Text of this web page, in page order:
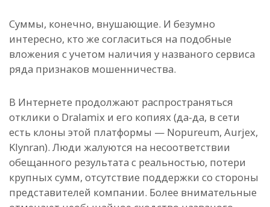
Суммы, конечно, внушающие. И безумно
интересно, кто же согласиться на подобные
вложения с учетом наличия у названого сервиса
ряда признаков мошенничества.
В Интернете продолжают распространяться
отклики о Dralamix и его копиях (да-да, в сети
есть клоны этой платформы — Nopureum, Aurjex,
Klynran). Люди жалуются на несоответствии
обещанного результата с реальностью, потери
крупных сумм, отсутствие поддержки со стороны
представителей компании. Более внимательные